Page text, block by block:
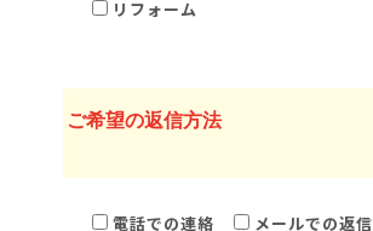
リフォーム
ご希望の返信方法
電話での連絡 メールでの返信